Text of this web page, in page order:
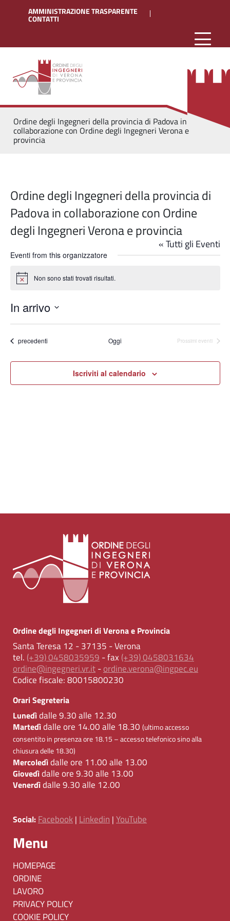
AMMINISTRAZIONE TRASPARENTE
CONTATTI
Ordine degli Ingegneri della provincia di Padova in
collaborazione con Ordine degli Ingegneri Verona e
provincia
Ordine degli Ingegneri della provincia di
Padova in collaborazione con Ordine
degli Ingegneri Verona e provincia
« Tutti gli Eventi
Eventi from this organizzatore
Notice Non sono stati trovati risultati.
In arrivo
data.
Eventi
precedenti Oggi Prossimi eventi
Iscriviti al calendario
Ordine degli Ingegneri di Verona e Provincia
Santa Teresa 12 - 37135 - Verona
tel. (+39) 0458035959 - fax (+39) 0458031634
ordine@ingegneri.vr.it-ordine.verona@ingpec.eu
Codice fiscale:80015800230
Orari Segreteria
Lunedìdalle 9.30 alle 12.30
Martedìdalle ore 14.00 alle 18.30 (ultimo accesso
consentito in presenza ore 18.15 – accesso telefonico sino alla
chiusura delle 18.30)
Mercoledìdalle ore 11.00 alle 13.00
Giovedìdalle ore 9.30 alle 13.00
Venerdìdalle 9.30 alle 12.00
Social: Facebook | Linkedin | YouTube
Menu
HOMEPAGE
ORDINE
LAVORO
PRIVACY POLICY
COOKIE POLICY